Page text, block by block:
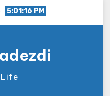
5:01:17 PM